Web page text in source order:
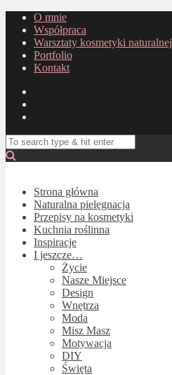
O mnie
Współpraca
Warsztaty kosmetyki naturalnej
Portfolio
Kontakt
Strona główna
Naturalna pielęgnacja
Przepisy na kosmetyki
Kuchnia roślinna
Inspiracje
I jeszcze…
Życie
Nasze Miejsce
Design
Wnętrza
Moda
Misz Masz
Motywacja
DIY
Święta